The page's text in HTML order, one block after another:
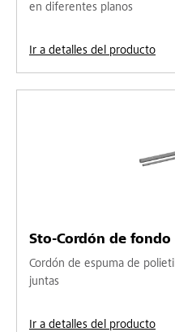
en diferentes planos
Ir a detalles del producto
Sto-Cordón de fondo
Cordón de espuma de
juntas
Ir a detalles del producto